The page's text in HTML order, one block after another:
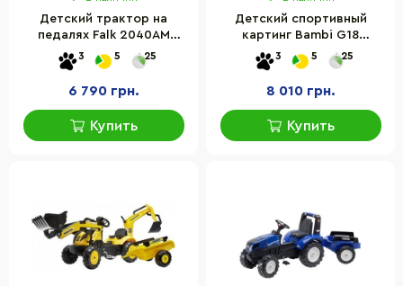
Детский трактор на
педалях Falk 2040AM
CLAAS ARION с прицепом
и задним ковшом
3 5 25
6 790 грн.
Купить
Детский спортивный
картинг Bambi G18
красный
3 5 25
8 010 грн.
Купить